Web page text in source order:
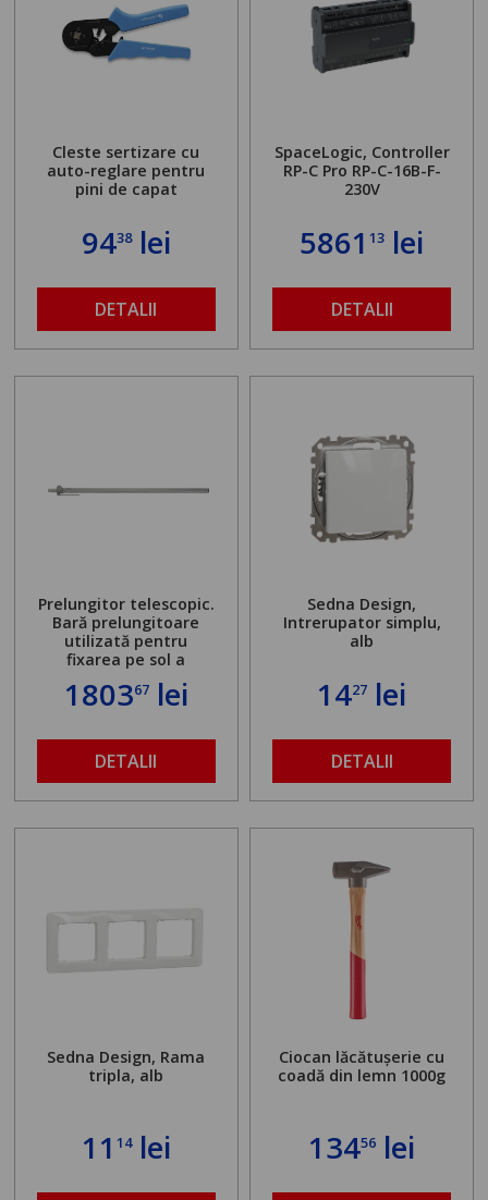
Cleste sertizare cu
auto-reglare pentru
pini de capat
9438lei
DETALII
SpaceLogic, Controller
RP-C Pro RP-C-16B-F-
230V
586113 lei
DETALII
Prelungitor telescopic.
Bară prelungitoare
utilizată pentru
fixarea pe sol a
standului mașinii de
găurit în locul
maximă admisă de 500
kg și înălțime reglabilă
de la 1,8 la 2,9 m
180367lei
DETALII
Sedna Design,
Intrerupator simplu,
alb
1427 lei
DETALII
Sedna Design, Rama
tripla, alb
11 14lei
Ciocan lăcătușerie cu
coadă din lemn 1000g
13456 lei